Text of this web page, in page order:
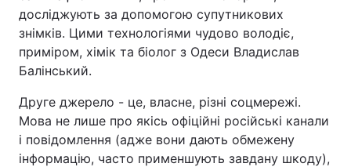
досліджують за допомогою супутникових
знімків. Цими технологіями чудово володіє,
приміром, хімік та біолог з Одеси Владислав
Балінський.
Друге джерело - це, власне, різні соцмережі.
Мова не лише про якісь офіційні російські канали
і повідомлення (адже вони дають обмежену
інформацію, часто применшують завдану шкоду),